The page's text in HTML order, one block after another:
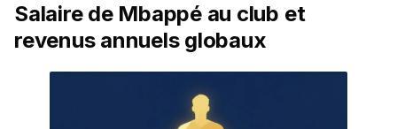
Salaire de Mbappé au club et
revenus annuels globaux